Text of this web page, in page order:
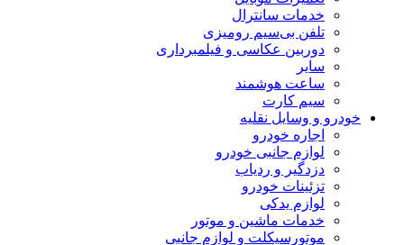
خدمات سانترال
تلفن بی‌سیم رومیزی
دوربین عکاسی و فیلمبرداری
سایر
ساعت هوشمند
سیم کارت
خودرو و وسایل نقلیه
اجاره خودرو
لوازم جانبی خودرو
دزدگیر و ردیاب
تزئینات خودرو
لوازم یدکی
خدمات ماشین و موتور
موتورسیکلت و لوازم جانبی